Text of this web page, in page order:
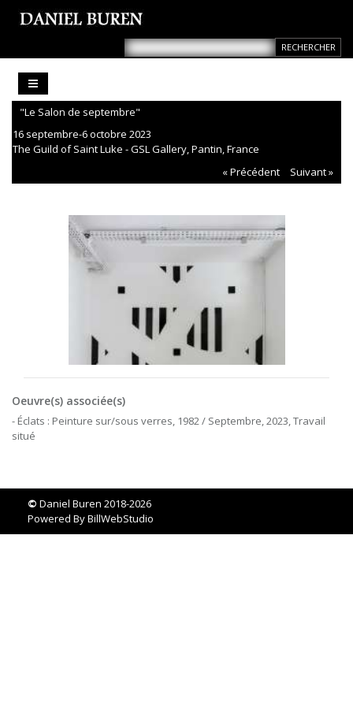
"Le Salon de septembre"
16 septembre-6 octobre 2023
The Guild of Saint Luke - GSL Gallery, Pantin, France
« Précédent
Suivant »
Oeuvre(s) associée(s)
- Éclats : Peinture sur/sous verres, 1982 / Septembre, 2023, Travail
situé
© Daniel Buren 2018-2026
Powered ByBillWebStudio